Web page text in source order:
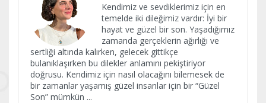
Kendimiz ve sevdiklerimiz için en
temelde iki dileğimiz vardır: İyi bir
hayat ve güzel bir son. Yaşadığımız
zamanda gerçeklerin ağırlığı ve
sertliği altında kalırken, gelecek gittikçe
bulanıklaşırken bu dilekler anlamını pekiştiriyor
doğrusu. Kendimiz için nasıl olacağını bilemesek de
bir zamanlar yaşamış güzel insanlar için bir “Güzel
Son” mümkün ...